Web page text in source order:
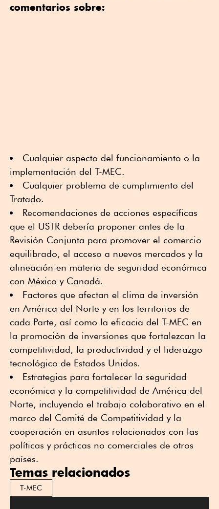
comentarios sobre:
Cualquier aspecto del funcionamiento o la
implementación del T-MEC.
Cualquier problema de cumplimiento del
Tratado.
Recomendaciones de acciones específicas
que el USTR debería proponer antes de la
Revisión Conjunta para promover el comercio
equilibrado, el acceso a nuevos mercados y la
alineación en materia de seguridad económica
con México y Canadá.
Factores que afectan el clima de inversión
en América del Norte y en los territorios de
cada Parte, así como la eficacia del T-MEC en
la promoción de inversiones que fortalezcan la
competitividad, la productividad y el liderazgo
tecnológico de Estados Unidos.
Estrategias para fortalecer la seguridad
económica y la competitividad de América del
Norte, incluyendo el trabajo colaborativo en el
marco del Comité de Competitividad y la
cooperación en asuntos relacionados con las
políticas y prácticas no comerciales de otros
países.
Temas relacionados
T-MEC